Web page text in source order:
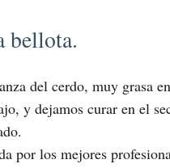
bellota.
del cerdo, muy grasa
y dejamos curar en el
por los mejores